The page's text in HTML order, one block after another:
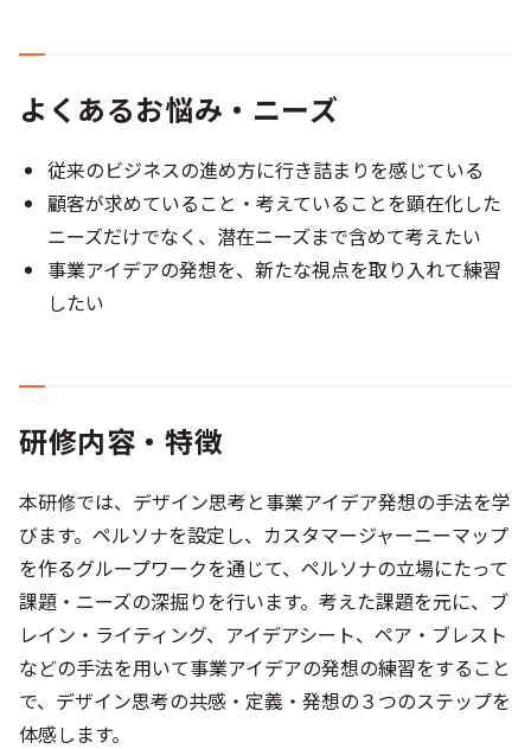
よくあるお悩み・ニーズ
従来のビジネスの進め方に行き詰まりを感じている​
顧客が求めていること・考えていることを顕在化した
ニーズだけでなく、潜在ニーズまで含めて考えたい​
事業アイデアの発想を、新たな視点を取り入れて練習
したい​
研修内容・特徴
本研修では、デザイン思考と事業アイデア発想の手法を学
びます。ペルソナを設定し、カスタマージャーニーマップ
を作るグループワークを通じて、ペルソナの立場にたって
課題・ニーズの深掘りを行います。考えた課題を元に、ブ
レイン・ライティング、アイデアシート、ペア・ブレスト
などの手法を用いて事業アイデアの発想の練習をすること
で、デザイン思考の共感・定義・発想の３つのステップを
体感します。